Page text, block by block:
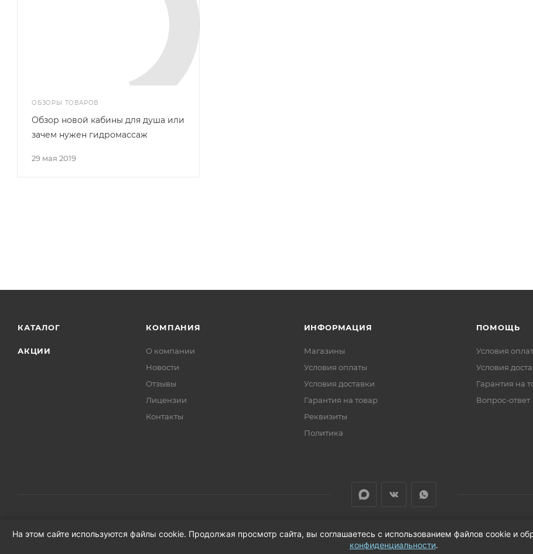
ОБЗОРЫ ТОВАРОВ
29 мая 2019
Обзор новой кабины для душа или
зачем нужен гидромассаж
КАТАЛОГ
АКЦИИ
КОМПАНИЯ
О компании
Новости
Отзывы
Лицензии
Контакты
ИНФОРМАЦИЯ
Магазины
Условия оплаты
Условия доставки
Гарантия на товар
Реквизиты
Политика
ПОМОЩЬ
Условия
Условия
Гарантия на
Вопрос-ответ
2026 © Продажа автозапчастей для иномарок в Новгородской области
На этом сайте используются файлы cookie. Продолжая просмотр сайта, вы соглашаетесь с использованием файлов cookie и
конфиденциальности.